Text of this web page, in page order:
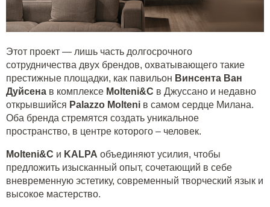
Этот проект — лишь часть долгосрочного
сотрудничества двух брендов, охватывающего такие
престижные площадки, как павильон Винсента Ван
Дуйсена в комплексе Molteni&C в Джуссано и недавно
открывшийся Palazzo Molteni в самом сердце Милана.
Оба бренда стремятся создать уникальное
пространство, в центре которого – человек.
Molteni&C и KALPA объединяют усилия, чтобы
предложить изысканный опыт, сочетающий в себе
вневременную эстетику, современный творческий язык и
высокое мастерство.